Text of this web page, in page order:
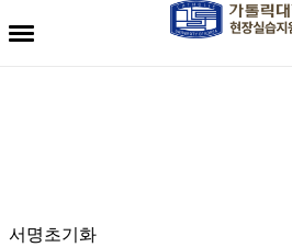
전자서명란
서명초기화